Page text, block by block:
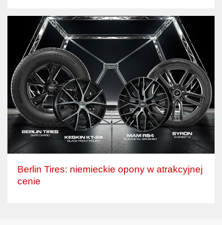
Berlin Tires: niemieckie opony w atrakcyjnej
cenie